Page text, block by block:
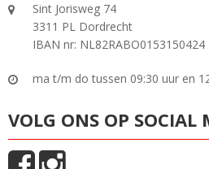
Sint Jorisweg 74
3311 PL Dordrecht
IBAN nr: NL82RABO0153150424
ma t/m do tussen 09:30 uur en
VOLG ONS OP SOCIAL